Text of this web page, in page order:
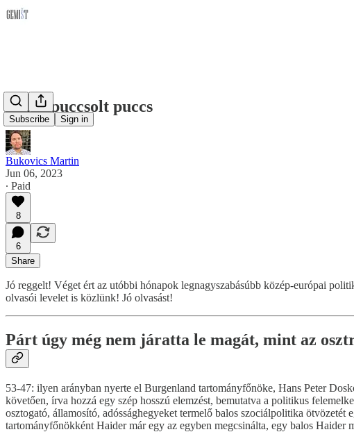
Subscribe Sign in
A megpuccsolt puccs
Bukovics Martin
Jun 06, 2023
∙ Paid
8
6
Share
Jó reggelt! Véget ért az utóbbi hónapok legnagyszabásúbb közép-európai
olvasói levelet is közlünk! Jó olvasást!
Párt úgy még nem járatta le magát, mint az
53-47: ilyen arányban nyerte el Burgenland tartományfőnöke, Hans Peter
követően, írva hozzá egy szép hosszú elemzést, bemutatva a politikus
osztogató, államosító, adóssághegyeket termelő balos szociálpolitika
tartományfőnökként Haider már egy az egyben megcsinálta, egy balos Haider